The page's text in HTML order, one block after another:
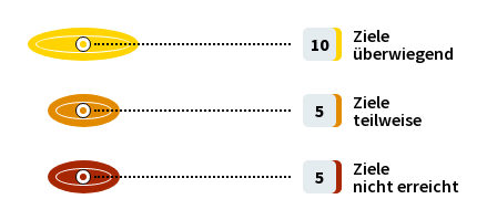
Umwelt und Lebensraum
Wissenschaft und Forschung
10
Ziele
überwiegend
5
Ziele
teilweise
5
Ziele
nicht erreicht